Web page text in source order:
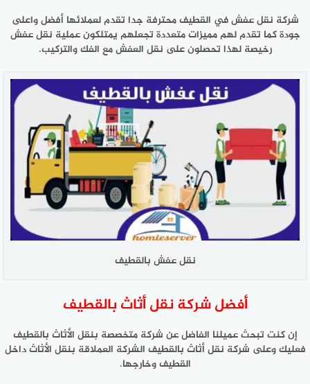
شركة نقل عفش في القطيف محترفة جدا تقدم لعملائها أفضل واعلى
جودة كما تقدم لهم مميزات متعددة تجعلهم يمتلكون عملية نقل عفش
رخيصة لهذا تحصلون على نقل العفش مع الفك والتركيب.
نقل عفش بالقطيف
أفضل شركة نقل أثاث بالقطيف
إن كنت تبحث عميلنا الفاضل عن شركة متخصصة بنقل الأثاث بالقطيف
فعليك وعلى شركة نقل أثاث بالقطيف الشركة العملاقة بنقل الأثاث داخل
القطيف وخارجها.